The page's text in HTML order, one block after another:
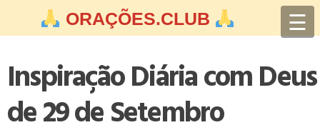
ORAÇÕES.CLUB ☰
Inspiração Diária com Deus
de 29 de Setembro